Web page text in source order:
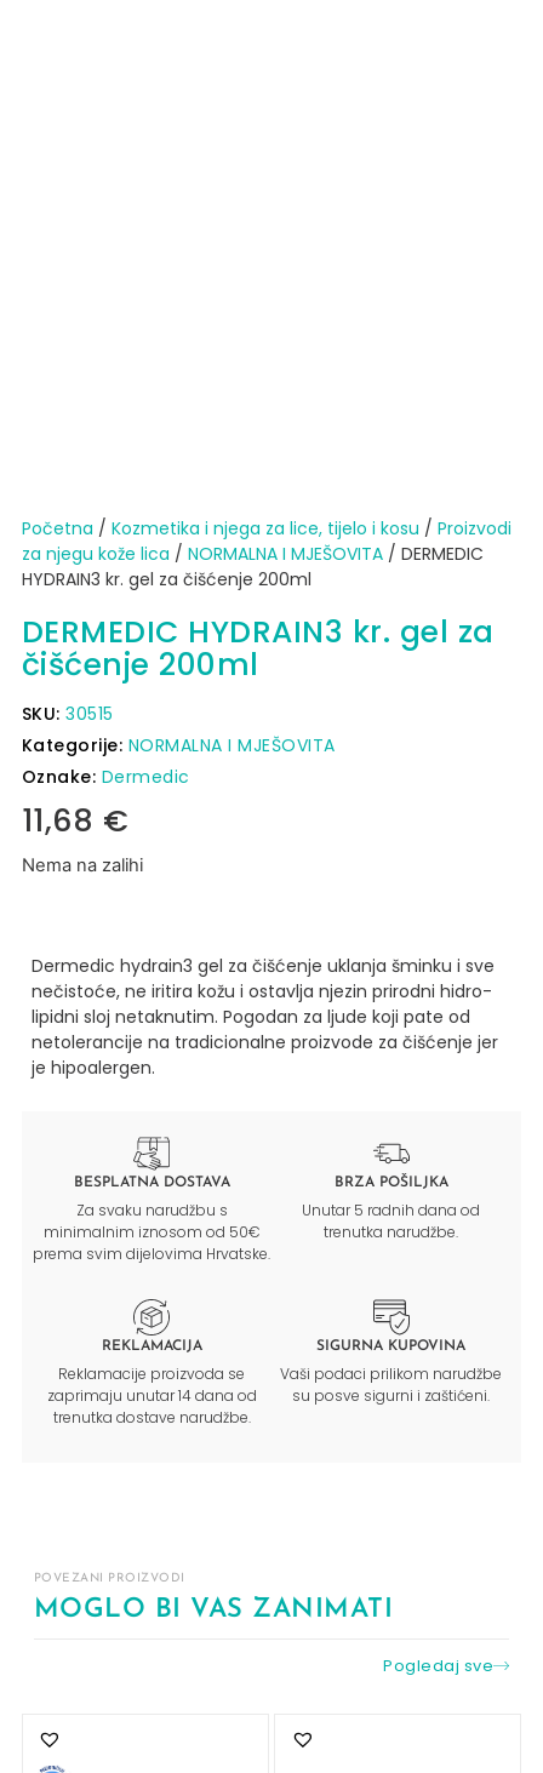
Početna / Kozmetika i njega za lice, tijelo i kosu / Proizvodi
za njegu kože lica / NORMALNA I MJEŠOVITA/ DERMEDIC
HYDRAIN3 kr. gel za čišćenje 200ml
DERMEDIC HYDRAIN3 kr. gel za
čišćenje 200ml
SKU:30515
Kategorije: NORMALNA I MJEŠOVITA
Oznake: Dermedic
11,68 €
Nema na zalihi
Dermedic hydrain3 gel za čišćenje uklanja šminku i sve
nečistoće, ne iritira kožu i ostavlja njezin prirodni hidro-
lipidni sloj netaknutim. Pogodan za ljude koji pate od
netolerancije na tradicionalne proizvode za čišćenje jer
je hipoalergen.
BESPLATNA DOSTAVA
Za svaku narudžbu s
minimalnim iznosom od 50€
prema svim dijelovima Hrvatske.
BRZA POŠILJKA
Unutar 5 radnih dana od
trenutka narudžbe.
REKLAMACIJA
Reklamacije proizvoda se
zaprimaju unutar 14 dana od
trenutka dostave narudžbe.
SIGURNA KUPOVINA
Vaši podaci prilikom narudžbe
su posve sigurni i zaštićeni.
POVEZANI PROIZVODI
MOGLO BI VAS ZANIMATI
Pogledaj sve